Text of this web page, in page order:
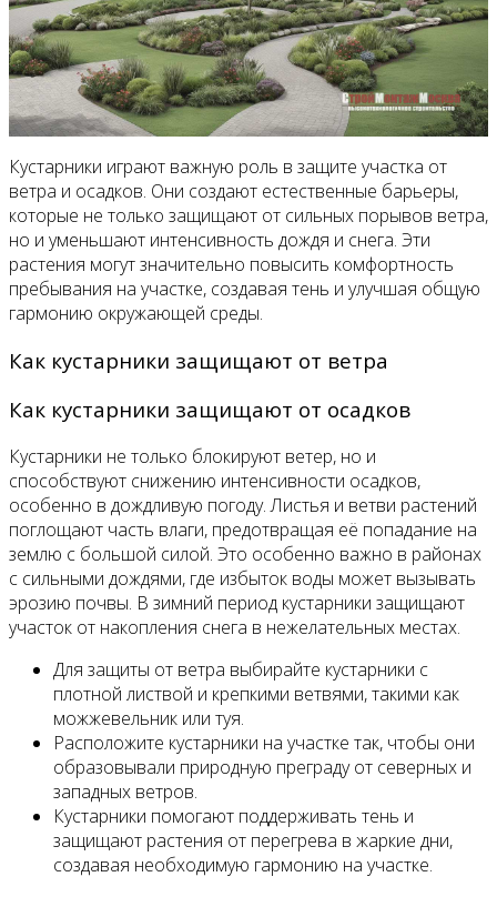
Кустарники играют важную роль в защите участка от
ветра и осадков. Они создают естественные барьеры,
которые не только защищают от сильных порывов ветра,
но и уменьшают интенсивность дождя и снега. Эти
растения могут значительно повысить комфортность
пребывания на участке, создавая тень и улучшая общую
гармонию окружающей среды.
Как кустарники защищают от ветра
Как кустарники защищают от осадков
Кустарники не только блокируют ветер, но и
способствуют снижению интенсивности осадков,
особенно в дождливую погоду. Листья и ветви растений
поглощают часть влаги, предотвращая её попадание на
землю с большой силой. Это особенно важно в районах
с сильными дождями, где избыток воды может вызывать
эрозию почвы. В зимний период кустарники защищают
участок от накопления снега в нежелательных местах.
Для защиты от ветра выбирайте кустарники с
плотной листвой и крепкими ветвями, такими как
можжевельник или туя.
Расположите кустарники на участке так, чтобы они
образовывали природную преграду от северных и
западных ветров.
Кустарники помогают поддерживать тень и
защищают растения от перегрева в жаркие дни,
создавая необходимую гармонию на участке.